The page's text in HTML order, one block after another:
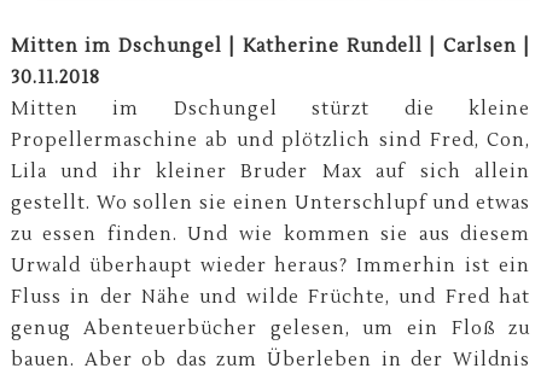
Mitten im Dschungel | Katherine Rundell | Carlsen |
30.11.2018
Mitten im Dschungel stürzt die kleine
Propellermaschine ab und plötzlich sind Fred, Con,
Lila und ihr kleiner Bruder Max auf sich allein
gestellt. Wo sollen sie einen Unterschlupf und etwas
zu essen finden. Und wie kommen sie aus diesem
Urwald überhaupt wieder heraus? Immerhin ist ein
Fluss in der Nähe und wilde Früchte, und Fred hat
genug Abenteuerbücher gelesen, um ein Floß zu
bauen. Aber ob das zum Überleben in der Wildnis